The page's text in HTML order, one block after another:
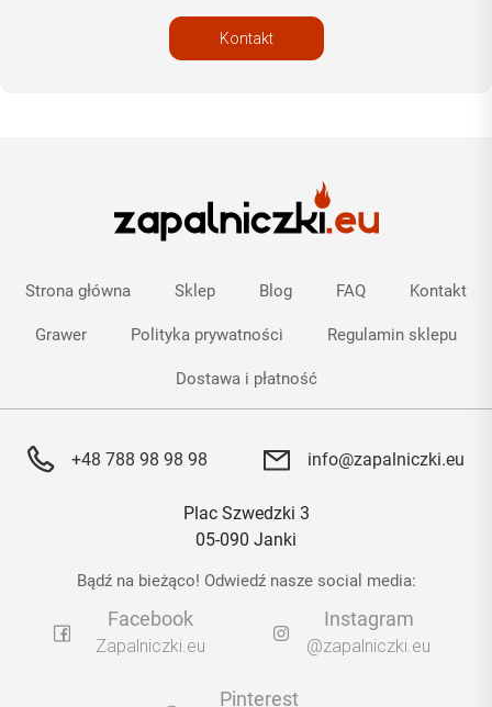
Kontakt
Strona główna Sklep Blog FAQ Kontakt
Grawer Polityka prywatności Regulamin sklepu
Dostawa i płatność
+48 788 98 98 98 info@zapalniczki.eu
Plac Szwedzki 3
05-090 Janki
Bądź na bieżąco! Odwiedź nasze social media:
Facebook
Zapalniczki.eu
Instagram
@zapalniczki.eu
Pinterest